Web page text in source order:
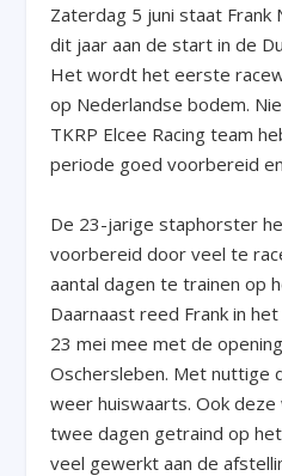
Zaterdag 5 juni staat
dit jaar aan de start in de
Het wordt het eerste
op Nederlandse bodem.
TKRP Elcee Racing team
periode goed voorbereid
De 23-jarige staphorster
voorbereid door veel te
aantal dagen te trainen op
Daarnaast reed Frank in
23 mei mee met de
Oschersleben. Met nuttige
weer huiswaarts. Ook
twee dagen getraind op
veel gewerkt aan de